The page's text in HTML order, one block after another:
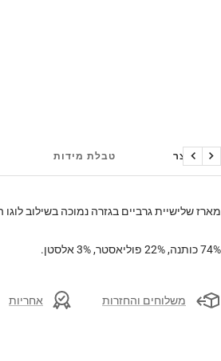
על המוצר טבלת מידות
הקודם
הבא
מארז שלישיית גרביים בגזרה נמוכה בשילוב לוגו
74% כותנה, 22% פוליאסטר, 3% אלסטן.
משלוחים והחזרות אחריות